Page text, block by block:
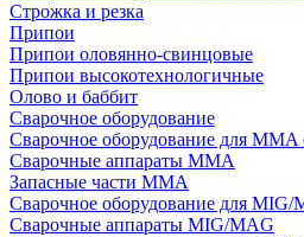
Строжка и резка
Припои
Припои оловянно-свинцовые
Припои высокотехнологичные
Олово и баббит
Сварочное оборудование
Сварочное оборудование для MMA
Сварочные аппараты MMA
Запасные части MMA
Сварочное оборудование для MIG/
Сварочные аппараты MIG/MAG